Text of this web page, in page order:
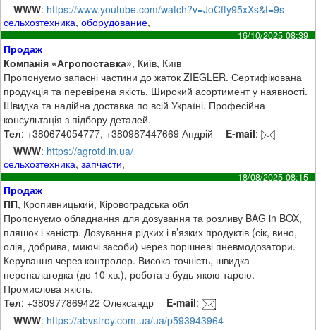
WWW: https://www.youtube.com/watch?v=JoCfty95xXs&t=9s
сельхозтехника,оборудование,
16/10/2025 08:39
Продаж
Компанія «Агропоставка», Київ, Київ
Пропонуємо запасні частини до жаток ZIEGLER. Сертифікована
продукція та перевірена якість. Широкий асортимент у наявності.
Швидка та надійна доставка по всій Україні. Професійна
консультація з підбору деталей.
Тел: +380674054777, +380987447669 Андрій E-mail:
WWW: https://agrotd.in.ua/
сельхозтехника,запчасти,
18/08/2025 08:15
Продаж
ПП, Кропивницький, Кіровоградська обл
Пропонуємо обладнання для дозування та розливу BAG in BOX,
пляшок і каністр. Дозування рідких і в’язких продуктів (сік, вино,
олія, добрива, миючі засоби) через поршневі пневмодозатори.
Керування через контролер. Висока точність, швидка
переналагодка (до 10 хв.), робота з будь-якою тарою.
Промислова якість.
Тел: +380977869422 Олександр E-mail:
WWW: https://abvstroy.com.ua/ua/p593943964-